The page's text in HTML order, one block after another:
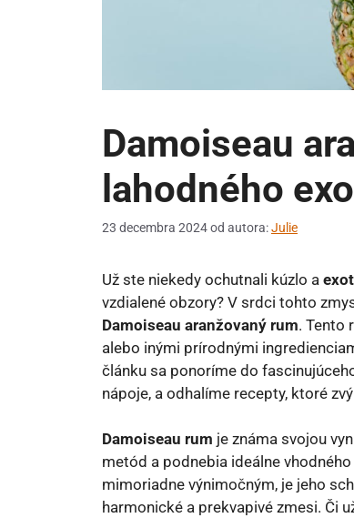
Damoiseau
lahodného
23 decembra 2024od autora:Julie
Už ste niekedy ochutnali kúzlo a
vzdialené obzory? V srdci tohto
Damoiseau aranžovaný rum. Tento
alebo inými prírodnými
článku sa ponoríme do
nápoje, a odhalíme recepty, ktoré
Damoiseau rum je známa svojou
metód a podnebia ideálne
mimoriadne výnimočným, je jeho
harmonické a prekvapivé zmesi. Či